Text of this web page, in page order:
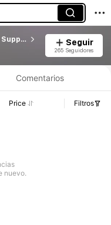
Soqi Children Clothing China Supply Chain Factor Seguir
265 Seguidores
Comentarios
Price Filtros
nuevo.